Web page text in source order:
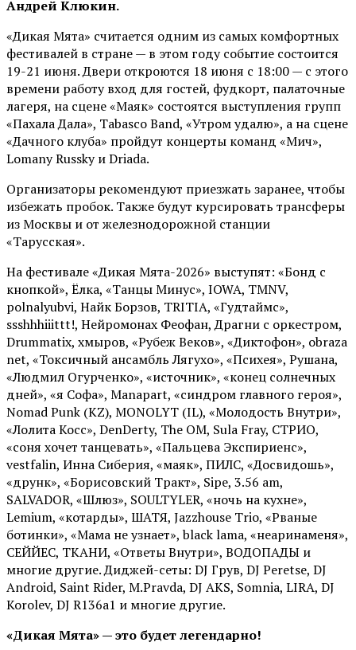
Андрей Клюкин.
«Дикая Мята» считается одним из самых комфортных
фестивалей в стране — в этом году событие состоится
19-21 июня. Двери откроются 18 июня с 18:00 — с этого
времени работу вход для гостей, фудкорт, палаточные
лагеря, на сцене «Маяк» состоятся выступления групп
«Пахала Дала», Tabasco Band, «Утром удалю», а на сцене
«Дачного клуба» пройдут концерты команд «Мич»,
Lomany Russky и Driada.
Организаторы рекомендуют приезжать заранее, чтобы
избежать пробок. Также будут курсировать трансферы
из Москвы и от железнодорожной станции
«Тарусская».
На фестивале «Дикая Мята-2026» выступят: «Бонд с
кнопкой», Ёлка, «Танцы Минус», IOWA, TMNV,
polnalyubvi, Найк Борзов, TRITIA, «Гудтаймс»,
ssshhhiiittt!, Нейромонах Феофан, Драгни с оркестром,
Drummatix, хмыров, «Рубеж Веков», «Диктофон», obraza
net, «Токсичный ансамбль Лягухо», «Психея», Рушана,
«Людмил Огурченко», «источник», «конец солнечных
дней», «я Софа», Manapart, «синдром главного героя»,
Nomad Punk (KZ), MONOLYT (IL), «Молодость Внутри»,
«Лолита Косс», DenDerty, The OM, Sula Fray, СТРИО,
«соня хочет танцевать», «Пальцева Экспириенс»,
vestfalin, Инна Сиберия, «маяк», ПИЛС, «Досвидошь»,
«друнк», «Борисовский Тракт», Sipe, 3.56 am,
SALVADOR, «Шлюз», SOULTYLER, «ночь на кухне»,
Lemium, «котарды», ШАТЯ, Jazzhouse Trio, «Рваные
ботинки», «Мама не узнает», black lama, «неаринаменя»,
СЕЙЙЕС, ТКАНИ, «Ответы Внутри», ВОДОПАДЫ и
многие другие. Диджей-сеты: DJ Грув, DJ Peretse, DJ
Android, Saint Rider, М.Pravda, DJ AKS, Somnia, LIRA, DJ
Korolev, DJ R136a1 и многие другие.
«Дикая Мята» — это будет легендарно!